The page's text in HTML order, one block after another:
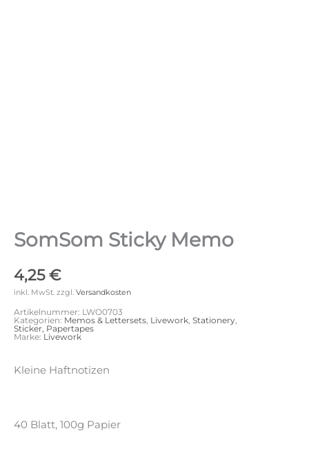
SomSom Sticky Memo
4,25€
inkl. MwSt. zzgl. Versandkosten
Artikelnummer: LWO0703
Kategorien: Memos & Lettersets Livework Stationery
Sticker, Papertapes
Marke: Livework
Kleine Haftnotizen
40 Blatt, 100g Papier